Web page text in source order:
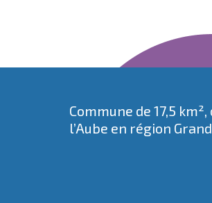
Commune de 17,5
l’Aube en région